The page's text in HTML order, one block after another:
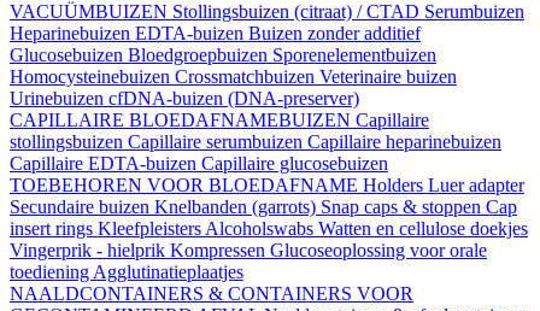
VACUÜMBUIZEN Stollingsbuizen (citraat) / CTAD Serumbuizen
Heparinebuizen EDTA-buizen Buizen zonder additief
Glucosebuizen Bloedgroepbuizen Sporenelementbuizen
Homocysteinebuizen Crossmatchbuizen Veterinaire buizen
Urinebuizen cfDNA-buizen (DNA-preserver)
CAPILLAIRE BLOEDAFNAMEBUIZEN Capillaire
stollingsbuizen Capillaire serumbuizen Capillaire heparinebuizen
Capillaire EDTA-buizen Capillaire glucosebuizen
TOEBEHOREN VOOR BLOEDAFNAME Holders Luer adapter
Secundaire buizen Knelbanden (garrots) Snap caps & stoppen Cap
insert rings Kleefpleisters Alcoholswabs Watten en cellulose doekjes
Vingerprik - hielprik Kompressen Glucoseoplossing voor orale
toediening Agglutinatieplaatjes
NAALDCONTAINERS & CONTAINERS VOOR